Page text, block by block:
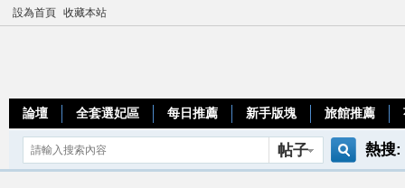
設為首頁 收藏本站
論壇 全套選妃區 每日推薦 新手版塊 旅館推薦
帖子 熱搜: